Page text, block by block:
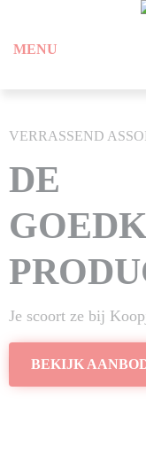
MENU
VERRASSEND
DE
Je scoort ze bij
BEKIJK